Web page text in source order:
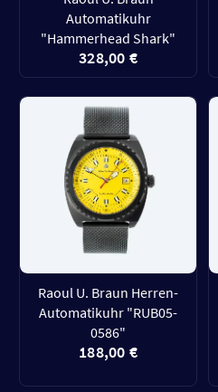
Automatikuhr
"Hammerhead Shark"
328,00 €
Raoul U. Braun Herren-
Automatikuhr "RUB05-
0586"
188,00 €